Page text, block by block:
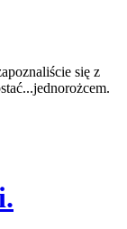
się z